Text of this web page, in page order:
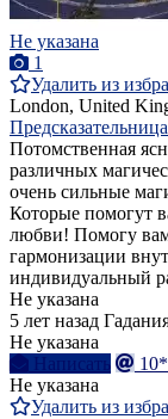
Не указана
1
Удалить из
London, United
Потомственная
различных
очень сильные
Которые помогут
любви! Помогу
гармонизации
индивидуальный
Не указана
5 лет назад
Не указана
Написать
Не указана
Удалить из